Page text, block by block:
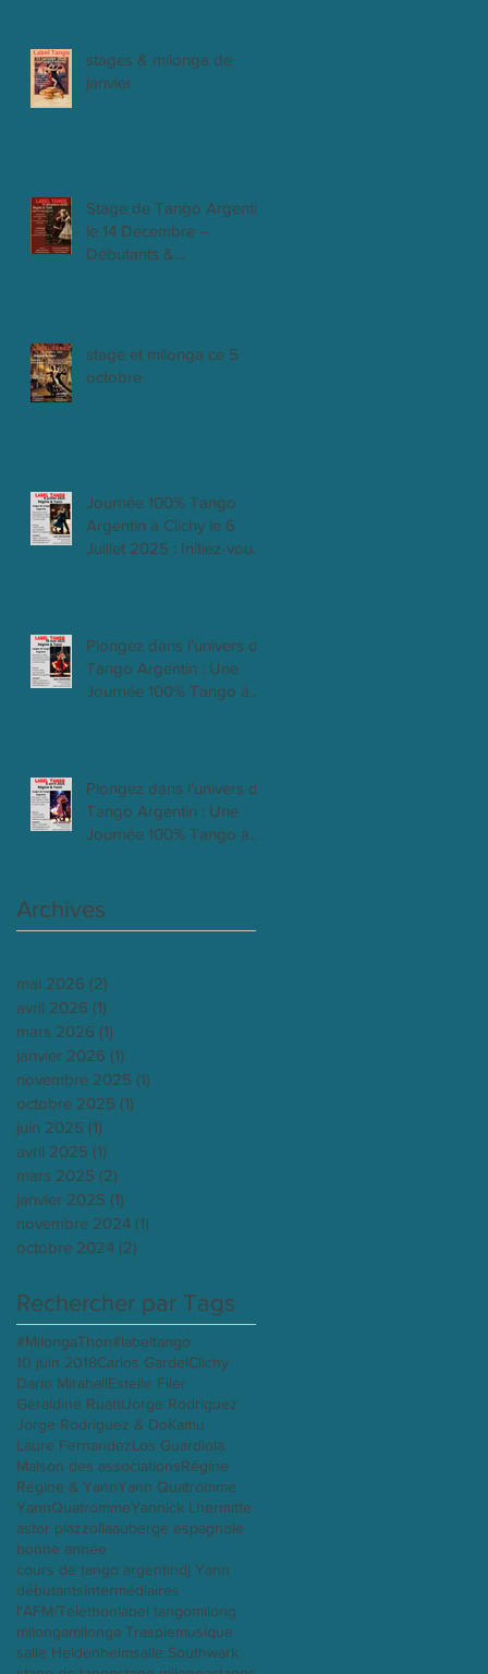
stages & milonga de
janvier
Stage de Tango Argentin
le 14 Décembre –
Débutants &
stage et milonga ce 5
octobre
Journée 100% Tango
Argentin à Clichy le 6
Juillet 2025 : Initiez-vous,
Plongez dans l'univers du
Tango Argentin : Une
Journée 100% Tango à
Plongez dans l'univers du
Tango Argentin : Une
Journée 100% Tango à
Archives
mai 2026 (2)
avril 2026 (1)
mars 2026 (1)
janvier 2026 (1)
novembre 2025 (1)
octobre 2025 (1)
juin 2025 (1)
avril 2025 (1)
mars 2025 (2)
janvier 2025 (1)
novembre 2024 (1)
octobre 2024 (2)
Rechercher par Tags
#MilongaThon#labeltango
10 juin 2018Carlos GardelClichy
Dario MiraballEstelle Filer
Géraldine Ruatti Jorge Rodriguez
Jorge Rodriguez & DoKamu
Laure FernandezLos Guardiola
Maison des associationsRégine
Régine & YannYann Quatromme
YannQuatrommeYannick Lhermitte
astor piazzollaauberge espagnole
bonne année
cours de tango argentindj Yann
débutantsintermédiaires
l'AFM/Téléthonlabel tangomilong
milongamilonga Traspiemusique
salle Heidenheimsalle Southwark